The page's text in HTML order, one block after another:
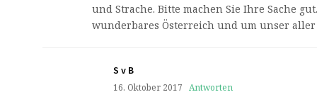
und Strache. Bitte machen Sie Ihre Sache
wunderbares Österreich und um unser
S v B
16. Oktober 2017 Antworten